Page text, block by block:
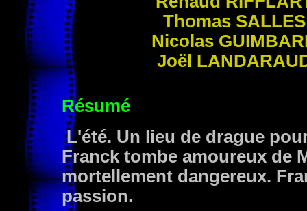
Thomas SALLES
Nicolas
Joël
Résumé
L'été. Un lieu de drague
Franck tombe amoureux de
mortellement dangereux.
passion.